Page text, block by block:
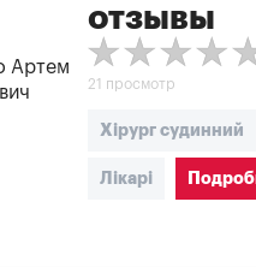
отзывы
21 просмотр
Хірург судинний
Лікарі